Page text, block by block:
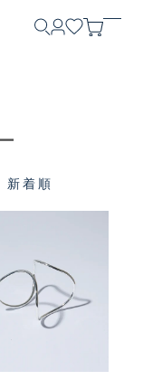
新着順